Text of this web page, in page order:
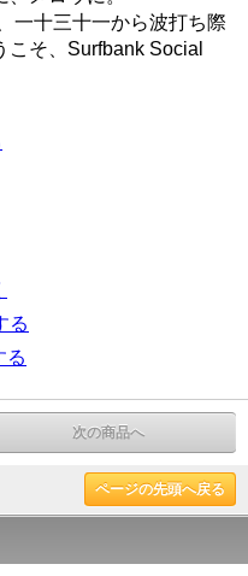
一十三十一から波打ち際
そ、Surfbank Social
る
る
次の商品へ
ページの先頭へ戻る